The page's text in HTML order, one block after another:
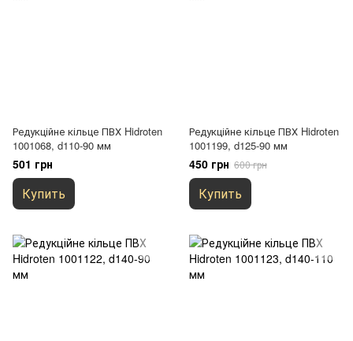
Редукційне кільце ПВХ Hidroten
1001068, d110-90 мм
501 грн
Купить
Редукційне кільце ПВХ Hidroten
1001199, d125-90 мм
450 грн 600 грн
Купить